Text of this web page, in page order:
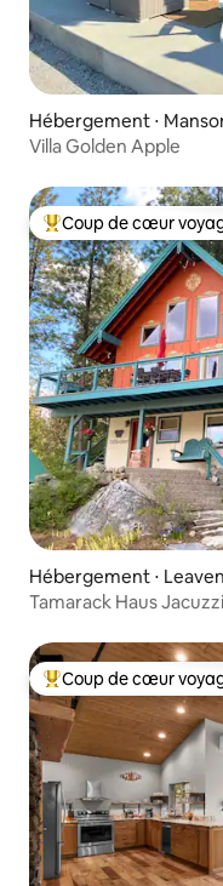
Hébergement ⋅
Villa Golden Apple
Coups de cœur
Coup de cœur
Hébergement ⋅
Coups de cœur
Coup de cœur